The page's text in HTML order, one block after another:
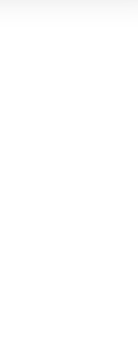
ve sitemizde ilgili